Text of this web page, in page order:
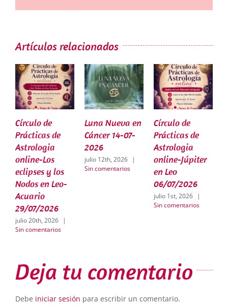
Artículos relacionados
Círculo de
Prácticas de
Astrologia
online-Los
eclipses y los
Nodos en Leo-
Acuario
29/07/2026
julio 20th, 2026
|
Sin comentarios
Luna Nueva en
Cáncer 14-07-
2026
julio 12th, 2026
|
Sin comentarios
Círculo de
Prácticas de
Astrologia
online-Júpiter
en Leo
06/07/2026
julio 1st, 2026
|
Sin comentarios
Deja tu comentario
Debe iniciar sesión para escribir un comentario.